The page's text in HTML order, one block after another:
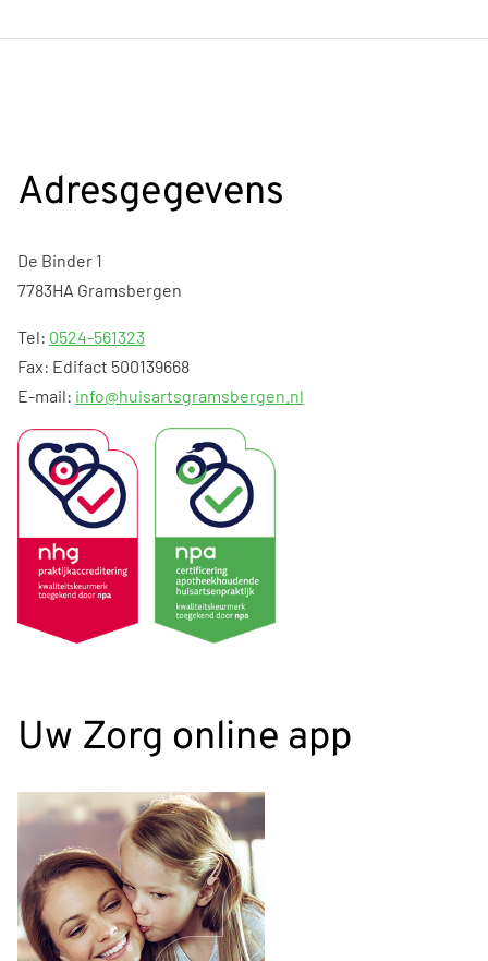
Adresgegevens
De Binder 1
7783HA Gramsbergen
Tel: 0524-561323
Fax: Edifact 500139668
E-mail: info@huisartsgramsbergen.nl
Uw Zorg online app